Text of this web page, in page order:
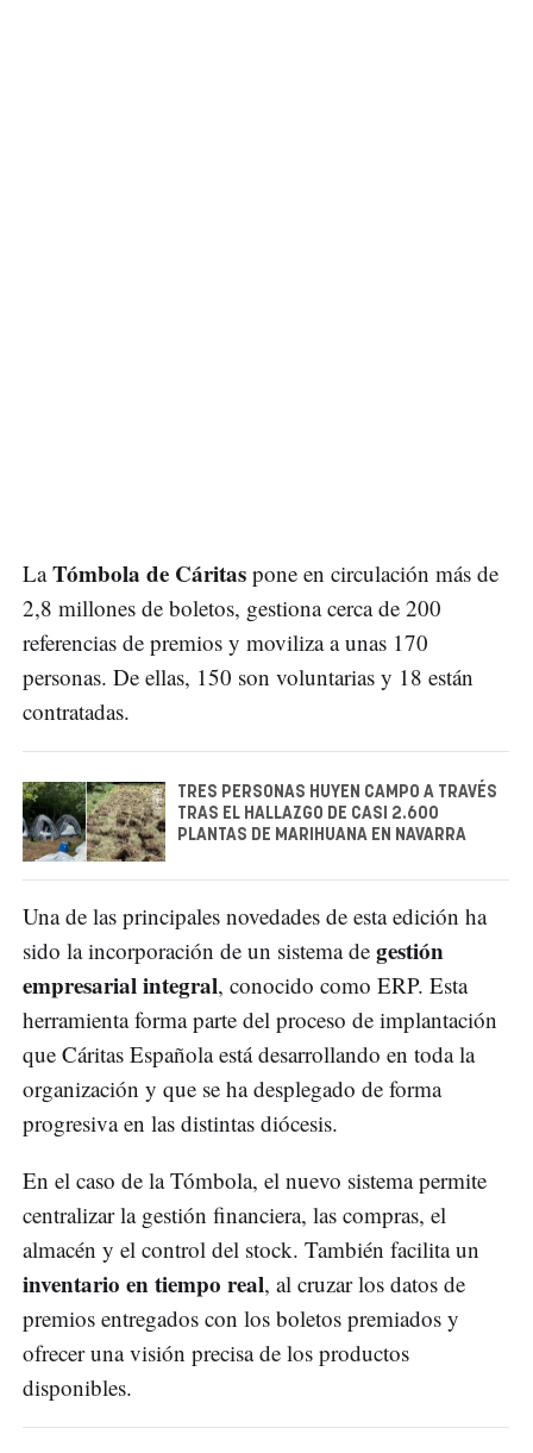
LaTómbola de Cáritas pone en circulación más de
2,8 millones de boletos, gestiona cerca de 200
referencias de premios y moviliza a unas 170
personas. De ellas, 150 son voluntarias y 18 están
contratadas.
TRES PERSONAS HUYEN CAMPO A TRAVÉS
TRAS EL HALLAZGO DE CASI 2.600
PLANTAS DE MARIHUANA EN NAVARRA
Una de las principales novedades de esta edición ha
sido la incorporación de un sistema de gestión
empresarial integral, conocido como ERP. Esta
herramienta forma parte del proceso de implantación
que Cáritas Española está desarrollando en toda la
organización y que se ha desplegado de forma
progresiva en las distintas diócesis.
En el caso de la Tómbola, el nuevo sistema permite
centralizar la gestión financiera, las compras, el
almacén y el control del stock. También facilita un
inventario en tiempo real, al cruzar los datos de
premios entregados con los boletos premiados y
ofrecer una visión precisa de los productos
disponibles.